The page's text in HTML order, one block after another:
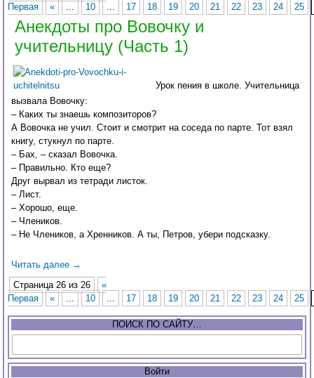
Первая
« ... 10 ... 17 18 19 20 21 22 23 24 25
Анекдоты про Вовочку и
учительницу (Часть 1)
Урок пения в школе. Учительница
вызвала Вовочку:
– Каких ты знаешь композиторов?
А Вовочка не учил. Стоит и смотрит на соседа по парте. Тот взял
книгу, стукнул по парте.
– Бах, – сказал Вовочка.
– Правильно. Кто еще?
Друг вырвал из тетради листок.
– Лист.
– Хорошо, еще.
– Члеников.
– Не Члеников, а Хренников. А ты, Петров, убери подсказку.
Читать далее →
Страница 26 из 26
«
Первая
« ... 10 ... 17 18 19 20 21 22 23 24 25
ПОИСК ПО САЙТУ…
Войти